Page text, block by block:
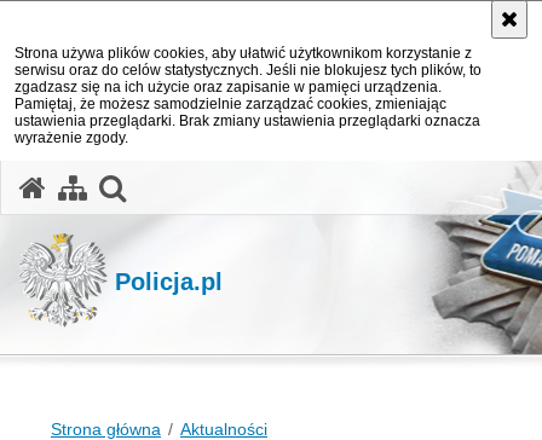
Strona używa plików cookies, aby ułatwić użytkownikom korzystanie z
serwisu oraz do celów statystycznych. Jeśli nie blokujesz tych plików, to
zgadzasz się na ich użycie oraz zapisanie w pamięci urządzenia.
Pamiętaj, że możesz samodzielnie zarządzać cookies, zmieniając
ustawienia przeglądarki. Brak zmiany ustawienia przeglądarki oznacza
wyrażenie zgody.
Policja.pl
Strona główna Aktualności